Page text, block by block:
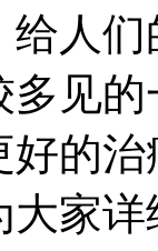
人
多见
好的
大家